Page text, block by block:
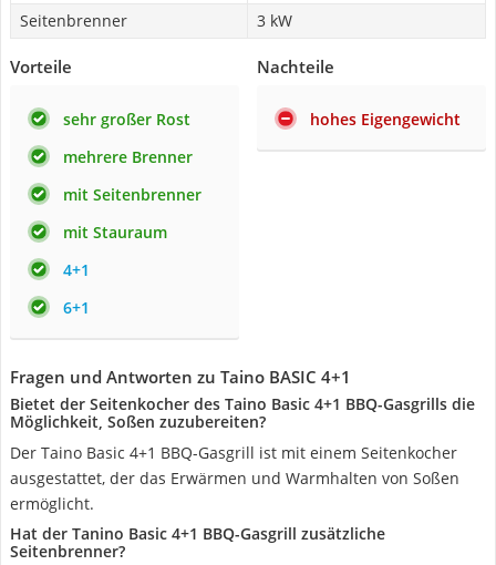
Seitenbrenner
3 kW
Vorteile
sehr großer Rost
mehrere Brenner
mit Seitenbrenner
mit Stauraum
4+1
6+1
Nachteile
hohes Eigengewicht
Fragen und Antworten zu Taino BASIC 4+1
Bietet der Seitenkocher des Taino Basic 4+1 BBQ-Gasgrills die
Möglichkeit, Soßen zuzubereiten?
Der Taino Basic 4+1 BBQ-Gasgrill ist mit einem Seitenkocher
ausgestattet, der das Erwärmen und Warmhalten von Soßen
ermöglicht.
Hat der Tanino Basic 4+1 BBQ-Gasgrill zusätzliche
Seitenbrenner?